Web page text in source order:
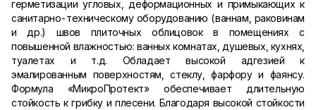
герметизации угловых, деформационных и примыкающих к
санитарно-техническому оборудованию (ваннам, раковинам
и др.) швов плиточных облицовок в помещениях с
повышенной влажностью: ванных комнатах, душевых, кухнях,
туалетах и т.д. Обладает высокой адгезией к
эмалированным поверхностям, стеклу, фарфору и фаянсу.
Формула «МикроПротект» обеспечивает длительную
стойкость к грибку и плесени. Благодаря высокой стойкости